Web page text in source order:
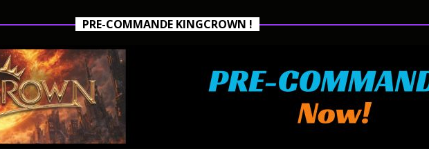
PRE-COMMANDE KINGCROWN !